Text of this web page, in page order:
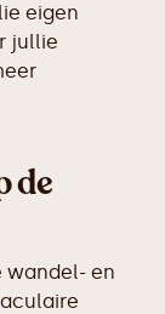
eigen
jullie
de
wandel- en